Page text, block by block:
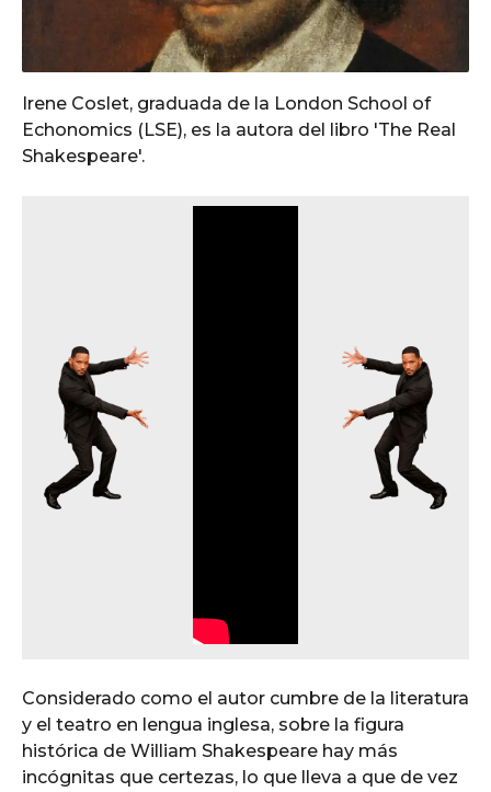
Irene Coslet, graduada de la London School of
Echonomics (LSE), es la autora del libro 'The Real
Shakespeare'.
Considerado como el autor cumbre de la literatura
y el teatro en lengua inglesa, sobre la figura
histórica de William Shakespeare hay más
incógnitas que certezas, lo que lleva a que de vez